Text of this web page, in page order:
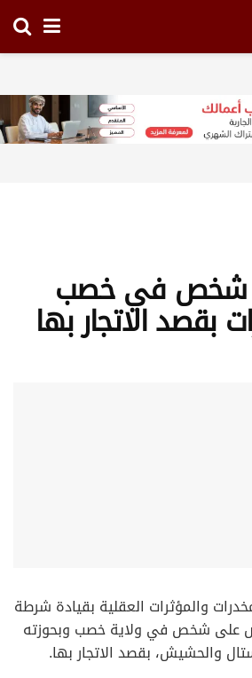
شخص في خصب
بقصد الاتجار بها
والمؤثرات العقلية بقيادة شرطة
على شخص في ولاية خصب وبحوزته
والحشيش، بقصد الاتجار بها.